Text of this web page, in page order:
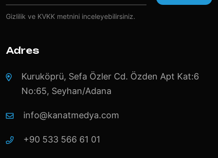
Gizlilik ve KVKK metnini inceleyebilirsiniz.
Adres
Kuruköprü, Sefa Özler Cd. Özden Apt Kat:6
No:65, Seyhan/Adana
info@kanatmedya.com
+90 533 566 61 01